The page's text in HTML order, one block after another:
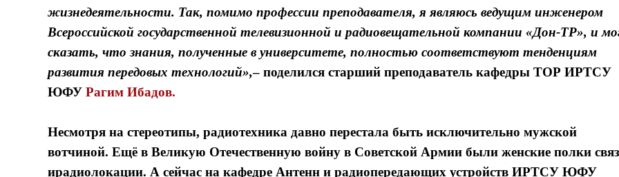
жизнедеятельности. Так, помимо профессии преподавателя, я являюсь ведущим инженером
Всероссийской государственной телевизионной и радиовещательной компании «Дон-ТР», и
сказать, что знания, полученные в университете, полностью соответствуют тенденциям
развития передовых технологий»,– поделился старший преподаватель кафедры ТОР ИРТСУ
ЮФУ Рагим Ибадов.
Несмотря на стереотипы, радиотехника давно перестала быть исключительно мужской
вотчиной. Ещё в Великую Отечественную войну в Советской Армии были женские полки
ирадиолокации. А сейчас на кафедре Антенн и радиопередающих устройств ИРТСУ ЮФУ